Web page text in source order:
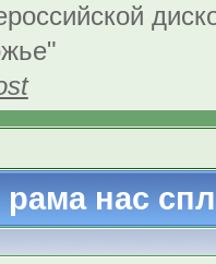
нас